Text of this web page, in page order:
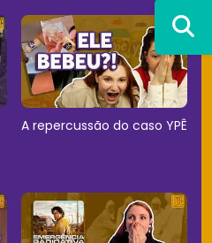
A repercussão do caso YPÊ